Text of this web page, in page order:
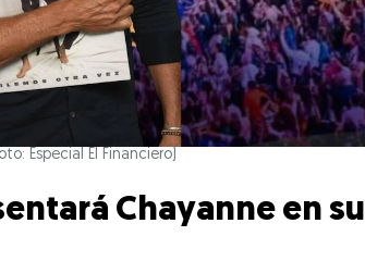
Especial El Financiero)
Chayanne en su